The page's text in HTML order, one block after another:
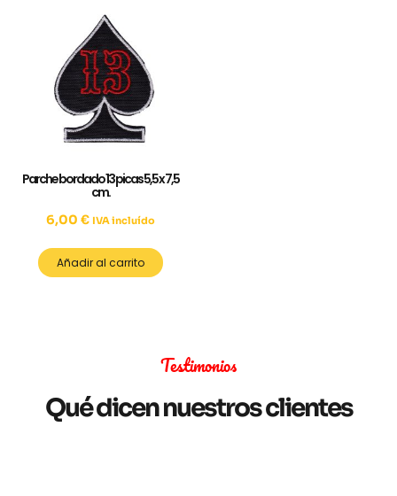
Parche bordado 13 picas 5,5 x 7,5
cm.
6,00 € IVA incluído
Añadir al carrito
Testimonios
Qué dicen nuestros clientes